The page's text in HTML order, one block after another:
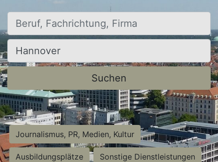
Beruf, Fachrichtung, Firma
Ort, Stadt
Suchen
Journalismus, PR, Medien, Kultur
Ausbildungsplätze Sonstige Dienstleistungen